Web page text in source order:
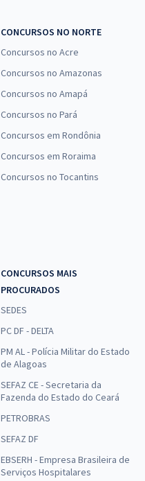
CONCURSOS NO NORTE
Concursos no Acre
Concursos no Amazonas
Concursos no Amapá
Concursos no Pará
Concursos em Rondônia
Concursos em Roraima
Concursos no Tocantins
CONCURSOS MAIS
PROCURADOS
SEDES
PC DF - DELTA
PM AL - Polícia Militar do Estado
de Alagoas
SEFAZ CE - Secretaria da
Fazenda do Estado do Ceará
PETROBRAS
SEFAZ DF
EBSERH - Empresa Brasileira de
Serviços Hospitalares